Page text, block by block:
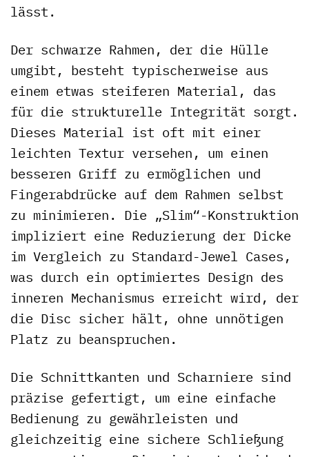
lässt.
Der schwarze Rahmen, der die Hülle
umgibt, besteht typischerweise aus
einem etwas steiferen Material, das
für die strukturelle Integrität sorgt.
Dieses Material ist oft mit einer
leichten Textur versehen, um einen
besseren Griff zu ermöglichen und
Fingerabdrücke auf dem Rahmen selbst
zu minimieren. Die „Slim“-Konstruktion
impliziert eine Reduzierung der Dicke
im Vergleich zu Standard-Jewel Cases,
was durch ein optimiertes Design des
inneren Mechanismus erreicht wird, der
die Disc sicher hält, ohne unnötigen
Platz zu beanspruchen.
Die Schnittkanten und Scharniere sind
präzise gefertigt, um eine einfache
Bedienung zu gewährleisten und
gleichzeitig eine sichere Schließung